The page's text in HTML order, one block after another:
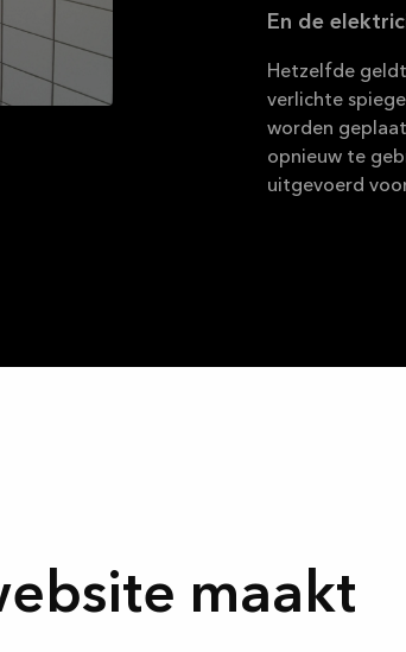
maakt
En de
Hetzelfde
verlichte
worden
opnieuw te
uitgevoerd